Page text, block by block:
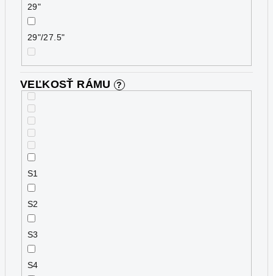
29"
29"/27.5"
VEĽKOSŤ RÁMU ?
S1
S2
S3
S4